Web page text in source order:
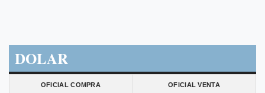
DOLAR
OFICIAL COMPRA OFICIAL VENTA